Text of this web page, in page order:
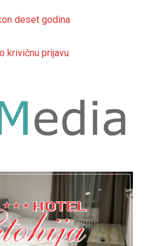
deset godina
krivičnu prijavu